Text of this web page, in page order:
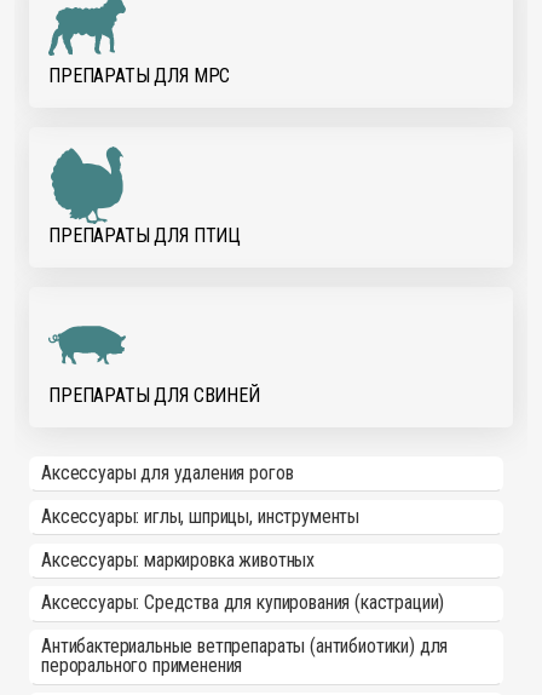
ПРЕПАРАТЫ ДЛЯ МРС
ПРЕПАРАТЫ ДЛЯ ПТИЦ
ПРЕПАРАТЫ ДЛЯ СВИНЕЙ
Аксессуары для удаления рогов
Аксессуары: иглы, шприцы, инструменты
Аксессуары: маркировка животных
Аксессуары: Средства для купирования (кастрации)
Антибактериальные ветпрепараты (антибиотики) для
перорального применения